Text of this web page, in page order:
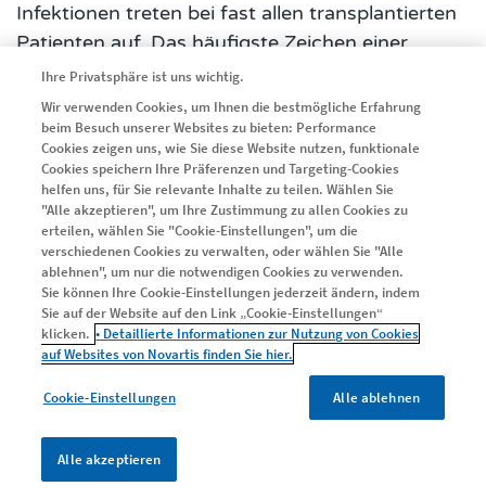
Infektionen treten bei fast allen transplantierten
Patienten auf. Das häufigste Zeichen einer
Infektion nach Blutstammzelltransplantation ist
Fieber.Sobald Fieber auftritt, werden die
behandelnden Ärzte versuchen, den Erreger
herauszufinden (z. B. mithilfe von Blutkulturen)
und gezielt mit Antibiotika zu behandeln. Zur
Vorbeugung(Prophylaxe) von Infektionen nimmt
man in den ersten Wochen nach der
Transplantation einige Medikamente ein.
Vor dem Anwachsen der transplantierten
Blutstammzellen im Knochenmark
(Engraftment) und dem Beginn der neuen
vor, die durchBakterien
liegt daran, dass die Anzahl der neutrophilen
Ihre Privatsphäre ist uns wichtig.
Wir verwenden Cookies, um Ihnen die bestmögliche Erfahrung
beim Besuch unserer Websites zu bieten: Performance
Cookies zeigen uns, wie Sie diese Website nutzen, funktionale
Cookies speichern Ihre Präferenzen und Targeting-Cookies
helfen uns, für Sie relevante Inhalte zu teilen. Wählen Sie
"Alle akzeptieren", um Ihre Zustimmung zu allen Cookies zu
erteilen, wählen Sie "Cookie-Einstellungen", um die
verschiedenen Cookies zu verwalten, oder wählen Sie "Alle
ablehnen", um nur die notwendigen Cookies zu verwenden.
Sie können Ihre Cookie-Einstellungen jederzeit ändern, indem
Sie auf der Website auf den Link „Cookie-Einstellungen“
klicken. • Detaillierte Informationen zur Nutzung von Cookies
auf Websites von Novartis finden Sie hier.
Cookie-Einstellungen Alle ablehnen
Alle akzeptieren